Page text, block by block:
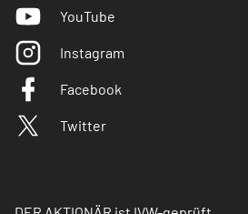
YouTube
Instagram
Facebook
Twitter